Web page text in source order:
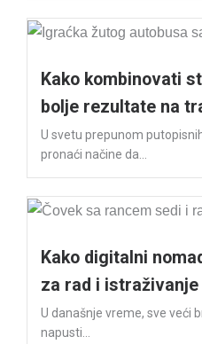
Kako kombinovati
bolje rezultate na
U svetu prepunom
pronaći načine da...
Kako digitalni
za rad i
U današnje vreme, sve veći
napusti...